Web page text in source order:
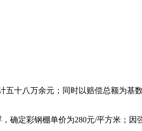
十八万余元；同时以赔偿总额为基
确定彩钢棚单价为280元/平方米；因